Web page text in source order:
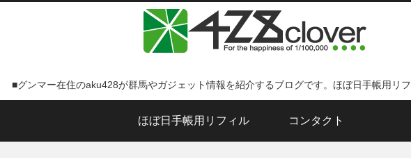
■グンマー在住のaku428が群馬やガジェット情報を紹介するブログです。ほぼ日手帳用リ
ほぼ日手帳用リフィル コンタクト